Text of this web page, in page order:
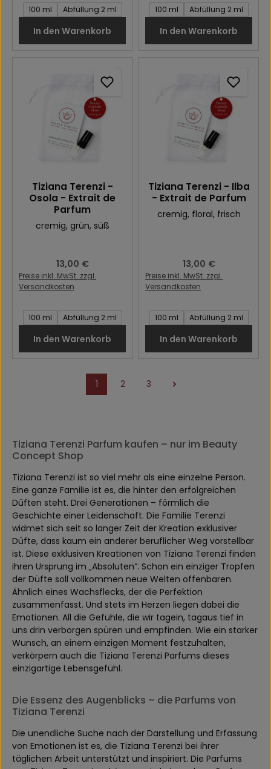
Inhalt des Artikel:
100 ml Abfüllung 2 ml
In den Warenkorb
Inhalt des Artikel:
100 ml Abfüllung 2 ml
In den Warenkorb
Tiziana Terenzi -
Osola - Extrait de
Parfum
cremig, grün, süß
Regulärer Preis:
13,00 €
Preise inkl. MwSt. zzgl.
Versandkosten
Inhalt des Artikel:
100 ml Abfüllung 2 ml
In den Warenkorb
Tiziana Terenzi - Ilba
- Extrait de Parfum
cremig, floral, frisch
Regulärer Preis:
13,00 €
Preise inkl. MwSt. zzgl.
Versandkosten
Inhalt des Artikel:
100 ml Abfüllung 2 ml
In den Warenkorb
Seite
1 Seite
2 Seite
3
Tiziana Terenzi Parfum kaufen – nur im Beauty
Concept Shop
Tiziana Terenzi ist so viel mehr als eine einzelne Person.
Eine ganze Familie ist es, die hinter den erfolgreichen
Düften steht. Drei Generationen – förmlich die
Geschichte einer Leidenschaft. Die Familie Terenzi
widmet sich seit so langer Zeit der Kreation exklusiver
Düfte, dass kaum ein anderer beruflicher Weg vorstellbar
ist. Diese exklusiven Kreationen von Tiziana Terenzi finden
ihren Ursprung im „Absoluten“. Schon ein einziger Tropfen
der Düfte soll vollkommen neue Welten offenbaren.
Ähnlich eines Wachsflecks, der die Perfektion
zusammenfasst. Und stets im Herzen liegen dabei die
Emotionen. All die Gefühle, die wir tagein, tagaus tief in
uns drin verborgen spüren und empfinden. Wie ein starker
Wunsch, an einem einzigen Moment festzuhalten,
verkörpern auch die Tiziana Terenzi Parfums dieses
einzigartige Lebensgefühl.
Die Essenz des Augenblicks – die Parfums von
Tiziana Terenzi
Die unendliche Suche nach der Darstellung und Erfassung
von Emotionen ist es, die Tiziana Terenzi bei ihrer
täglichen Arbeit unterstützt und inspiriert. Die Parfums